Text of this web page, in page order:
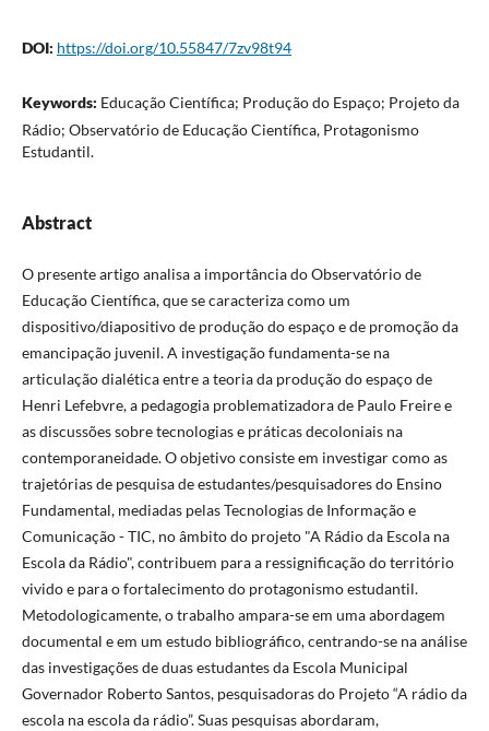
DOI: https://doi.org/10.55847/7zv98t94
Keywords: Educação Científica; Produção do Espaço; Projeto da
Rádio; Observatório de Educação Científica, Protagonismo
Estudantil.
Abstract
O presente artigo analisa a importância do Observatório de
Educação Científica, que se caracteriza como um
dispositivo/diapositivo de produção do espaço e de promoção da
emancipação juvenil. A investigação fundamenta-se na
articulação dialética entre a teoria da produção do espaço de
Henri Lefebvre, a pedagogia problematizadora de Paulo Freire e
as discussões sobre tecnologias e práticas decoloniais na
contemporaneidade. O objetivo consiste em investigar como as
trajetórias de pesquisa de estudantes/pesquisadores do Ensino
Fundamental, mediadas pelas Tecnologias de Informação e
Comunicação - TIC, no âmbito do projeto "A Rádio da Escola na
Escola da Rádio", contribuem para a ressignificação do território
vivido e para o fortalecimento do protagonismo estudantil.
Metodologicamente, o trabalho ampara-se em uma abordagem
documental e em um estudo bibliográfico, centrando-se na análise
das investigações de duas estudantes da Escola Municipal
Governador Roberto Santos, pesquisadoras do Projeto “A rádio da
escola na escola da rádio”. Suas pesquisas abordaram,